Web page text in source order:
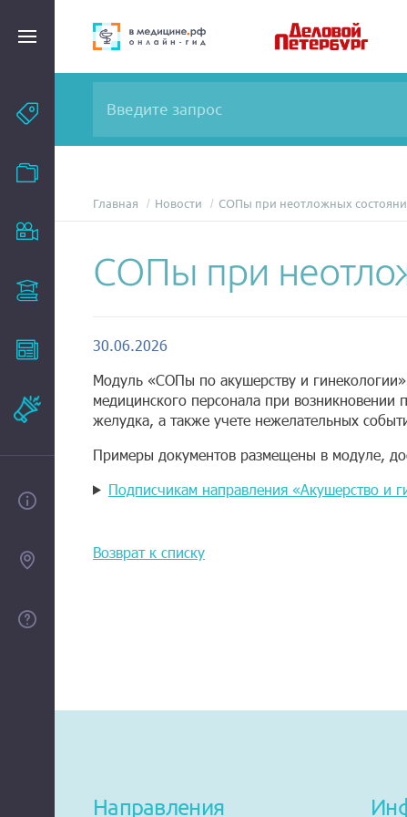
Темы
Эксперты
Новости
Рекламодателям
О проекте
Контакты
Главная Новости СОПы при неотложных
СОПы при
30.06.2026
Модуль «СОПы по акушерству и
медицинского персонала при
желудка, а также учете нежелательных
Примеры документов размещены в модуле,
Подписчикам направления «Акушерство и
Возврат к списку
Направления